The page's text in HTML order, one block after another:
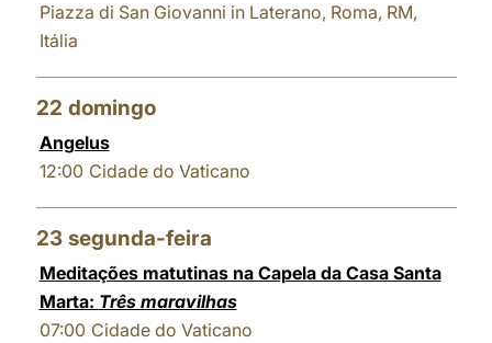
Piazza di San Giovanni in Laterano, Roma, RM,
Itália
22 domingo
Angelus
12:00 Cidade do Vaticano
23 segunda-feira
Meditações matutinas na Capela da Casa Santa
Marta: Três maravilhas
07:00 Cidade do Vaticano